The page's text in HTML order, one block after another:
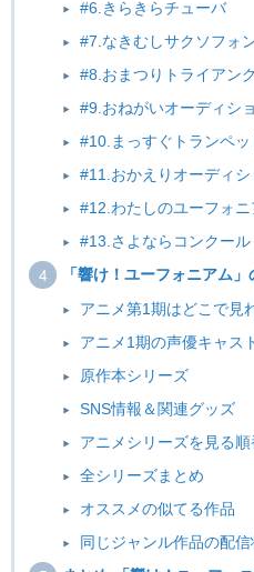
#6.きらきらチューバ
#7.なきむしサクソフォ
#8.おまつりトライアン
#9.おねがいオーディシ
#10.まっすぐトランペッ
#11.おかえりオーディシ
#12.わたしのユーフォニ
#13.さよならコンクール
「響け！ユーフォニアム
アニメ第1期はどこで見
アニメ1期の声優キャス
原作本シリーズ
SNS情報＆関連グッズ
アニメシリーズを見る順
全シリーズまとめ
オススメの似てる作品
同じジャンル作品の配信